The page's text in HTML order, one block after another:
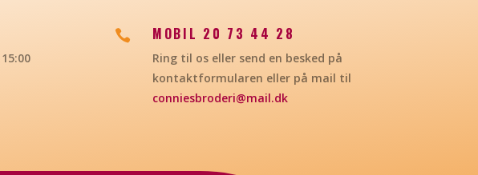
 MOBIL 20 73 44 28
Ring til os eller send en besked på
kontaktformularen eller på mail til
conniesbroderi@mail.dk